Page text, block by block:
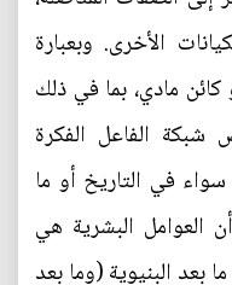
الأخرى. وبعبارة
مادي، بما في ذلك
شبكة الفاعل الفكرة
في التاريخ أو ما
العوامل البشرية هي
البنيوية (وما بعد